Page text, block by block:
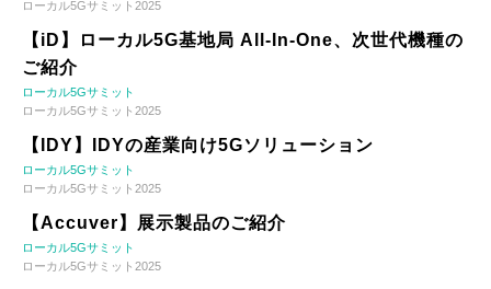
ローカル5Gサミット2025
【iD】ローカル5G基地局 All-In-One、次世代機種の
ご紹介
ローカル5Gサミット
ローカル5Gサミット2025
【IDY】IDYの産業向け5Gソリューション
ローカル5Gサミット
ローカル5Gサミット2025
【Accuver】展示製品のご紹介
ローカル5Gサミット
ローカル5Gサミット2025